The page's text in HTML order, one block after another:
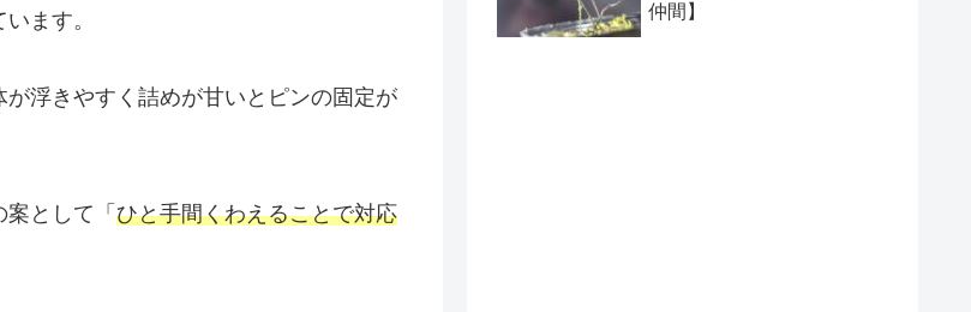
ます。
浮きやすく詰めが甘いとピンの固定が
として「 ひと手間くわえることで対応
仲間】